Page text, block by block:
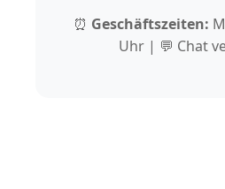
⏰ Geschäftszeiten:
Uhr | 💬 Chat